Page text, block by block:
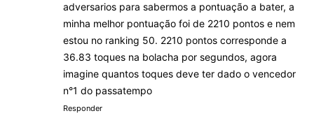
adversarios para sabermos a pontuação a bater, a
minha melhor pontuação foi de 2210 pontos e nem
estou no ranking 50. 2210 pontos corresponde a
36.83 toques na bolacha por segundos, agora
imagine quantos toques deve ter dado o vencedor
n°1 do passatempo
Responder